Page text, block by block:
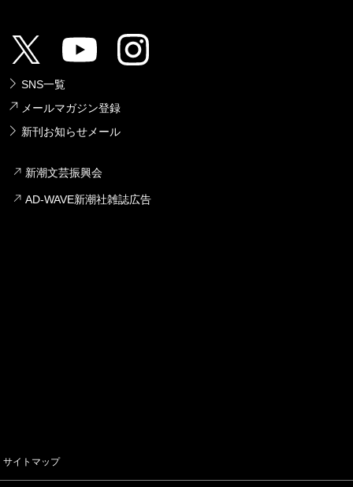
SNS一覧
メールマガジン登録
新刊お知らせメール
新潮文芸振興会
AD-WAVE新潮社雑誌広告
サイトマップ